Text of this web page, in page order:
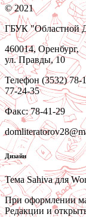
© 2021
ГБУК "Областной
460014, Оренбург,
ул. Правды, 10
Телефон (3532) 78-
77-24-35
Факс: 78-41-29
Дизайн
Тема Sahiva для
При оформлении
Редакции и